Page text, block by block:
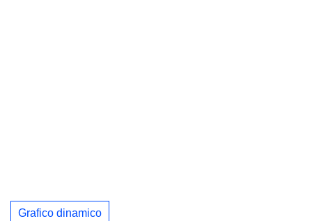
Grafico dinamico